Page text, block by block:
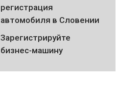
регистрация
автомобиля в Словении
Зарегистрируйте
бизнес-машину